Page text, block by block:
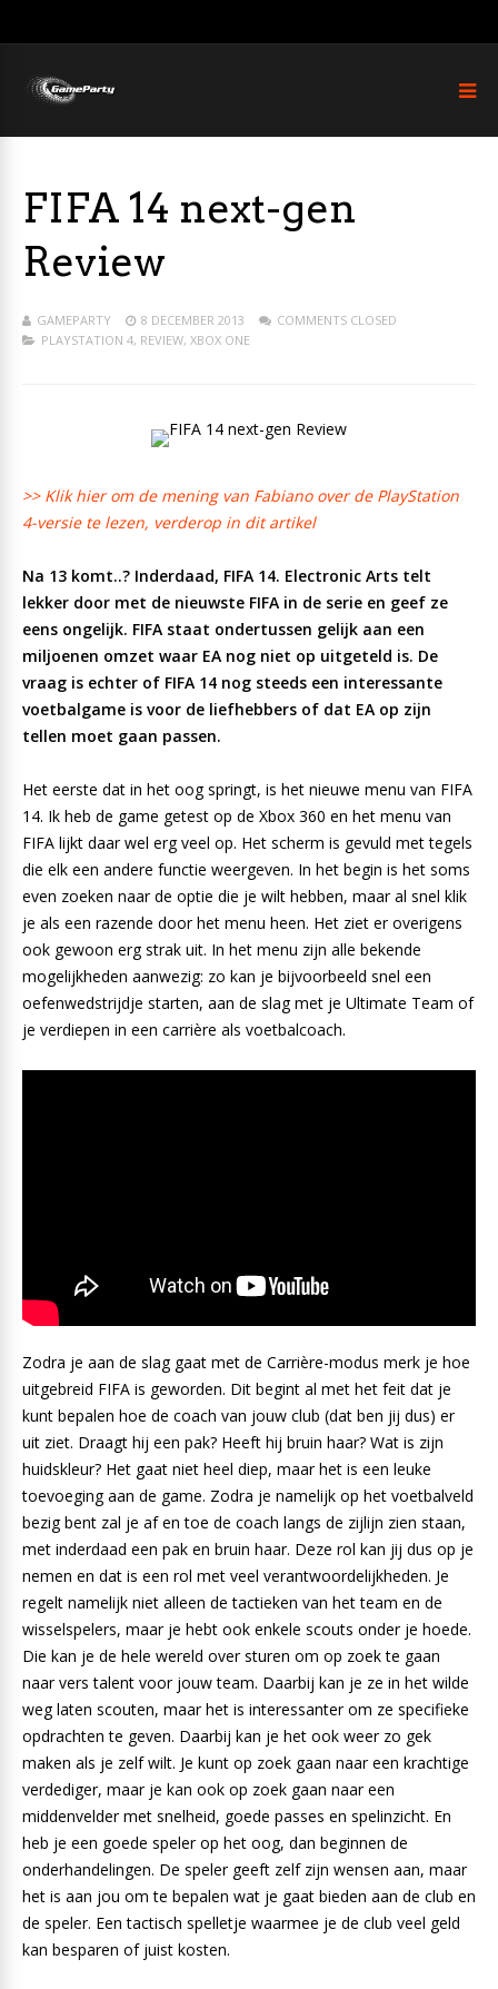
FIFA 14 next-gen
Review
GAMEPARTY 8 DECEMBER 2013
COMMENTS CLOSED
PLAYSTATION 4, REVIEW, XBOX ONE
>> Klik hier om de mening van Fabiano over de PlayStation
4-versie te lezen, verderop in dit artikel
Na 13 komt..? Inderdaad, FIFA 14. Electronic Arts telt
lekker door met de nieuwste FIFA in de serie en geef ze
eens ongelijk. FIFA staat ondertussen gelijk aan een
miljoenen omzet waar EA nog niet op uitgeteld is. De
vraag is echter of FIFA 14 nog steeds een interessante
voetbalgame is voor de liefhebbers of dat EA op zijn
tellen moet gaan passen.
Het eerste dat in het oog springt, is het nieuwe menu van FIFA
14. Ik heb de game getest op de Xbox 360 en het menu van
FIFA lijkt daar wel erg veel op. Het scherm is gevuld met tegels
die elk een andere functie weergeven. In het begin is het soms
even zoeken naar de optie die je wilt hebben, maar al snel klik
je als een razende door het menu heen. Het ziet er overigens
ook gewoon erg strak uit. In het menu zijn alle bekende
mogelijkheden aanwezig: zo kan je bijvoorbeeld snel een
oefenwedstrijdje starten, aan de slag met je Ultimate Team of
je verdiepen in een carrière als voetbalcoach.
Zodra je aan de slag gaat met de Carrière-modus merk je hoe
uitgebreid FIFA is geworden. Dit begint al met het feit dat je
kunt bepalen hoe de coach van jouw club (dat ben jij dus) er
uit ziet. Draagt hij een pak? Heeft hij bruin haar? Wat is zijn
huidskleur? Het gaat niet heel diep, maar het is een leuke
toevoeging aan de game. Zodra je namelijk op het voetbalveld
bezig bent zal je af en toe de coach langs de zijlijn zien staan,
met inderdaad een pak en bruin haar. Deze rol kan jij dus op je
nemen en dat is een rol met veel verantwoordelijkheden. Je
regelt namelijk niet alleen de tactieken van het team en de
wisselspelers, maar je hebt ook enkele scouts onder je hoede.
Die kan je de hele wereld over sturen om op zoek te gaan
naar vers talent voor jouw team. Daarbij kan je ze in het wilde
weg laten scouten, maar het is interessanter om ze specifieke
opdrachten te geven. Daarbij kan je het ook weer zo gek
maken als je zelf wilt. Je kunt op zoek gaan naar een krachtige
verdediger, maar je kan ook op zoek gaan naar een
middenvelder met snelheid, goede passes en spelinzicht. En
heb je een goede speler op het oog, dan beginnen de
onderhandelingen. De speler geeft zelf zijn wensen aan, maar
het is aan jou om te bepalen wat je gaat bieden aan de club en
de speler. Een tactisch spelletje waarmee je de club veel geld
kan besparen of juist kosten.